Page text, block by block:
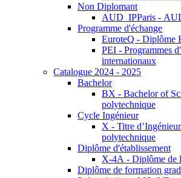
Non Diplomant
AUD_IPParis -
Programme d'échange
EuroteQ - Diplôme
PEI - Programmes
internationaux
Catalogue 2024 - 2025
Bachelor
BX - Bachelor of
polytechnique
Cycle Ingénieur
X - Titre
polytechnique
Diplôme d'établissement
X-4A - Diplôme de
Diplôme de formation